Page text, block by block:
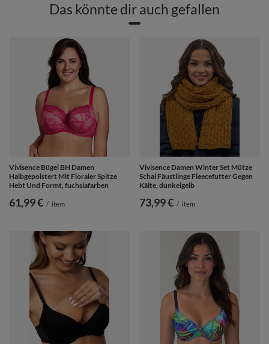
Das könnte dir auch gefallen
Vivisence Bügel BH Damen
Halbgepolstert Mit Floraler Spitze
Hebt Und Formt, fuchsiafarben
61,99 € / item
Vivisence Damen Winter Set Mütze
Schal Fäustlinge Fleecefutter Gegen
Kälte, dunkelgelb
73,99 € / item